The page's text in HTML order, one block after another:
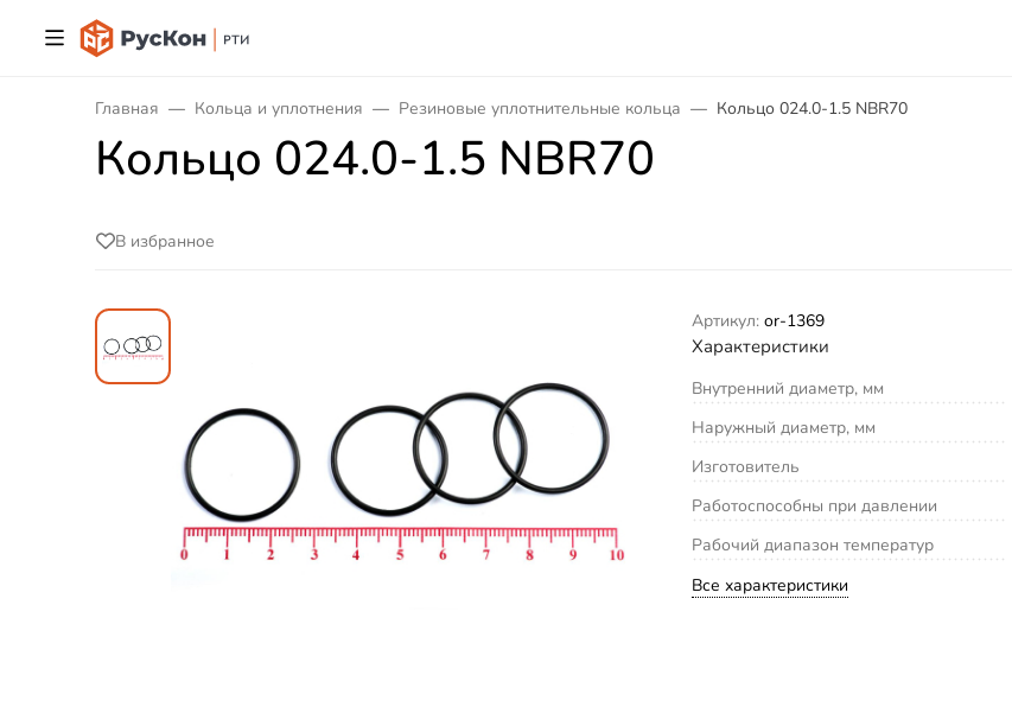
Главная Кольца и уплотнения Резиновые уплотнительные кольца Кольцо 024.0-1.5 NBR70
Кольцо 024.0-1.5 NBR70
В избранное
Артикул: or-1369
Характеристики
Внутренний диаметр, мм
Наружный диаметр, мм
Изготовитель
Работоспособны при давлении
Рабочий диапазон температур
Все характеристики